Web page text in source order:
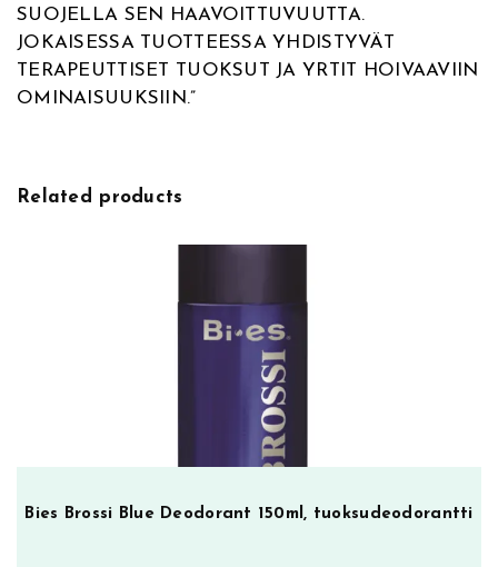
l
o
v
o
m
SUOJELLA SEN HAAVOITTUVUUTTA.
JOKAISESSA TUOTTEESSA YHDISTYVÄT
TERAPEUTTISET TUOKSUT JA YRTIT HOIVAAVIIN
OMINAISUUKSIIN.”
Related products
Bies Brossi Blue Deodorant 150ml, tuoksudeodorantti